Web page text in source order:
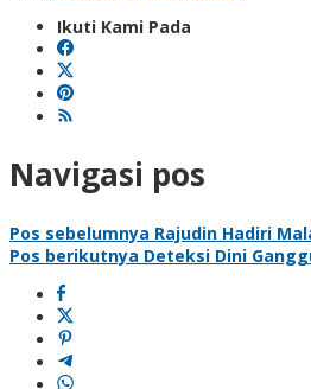
Ikuti Kami Pada
Navigasi pos
Pos sebelumnya Rajudin Hadiri
Pos berikutnya Deteksi Dini